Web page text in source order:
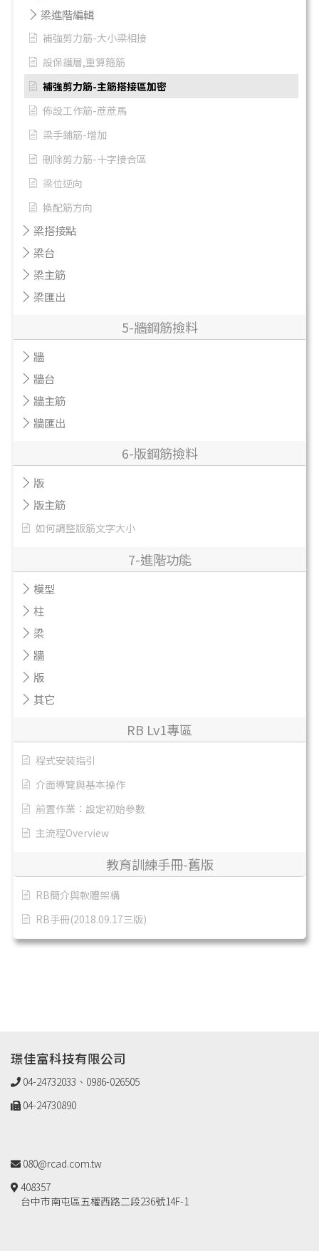
梁進階編輯
補強剪力筋-大小梁相接
設保護層,重算箍筋
補強剪力筋-主筋搭接區加密
佈設工作筋-蔗蔗馬
梁手鋪筋-增加
刪除剪力筋-十字接合區
梁位逆向
換配筋方向
梁搭接點
梁台
梁主筋
梁匯出
5-牆鋼筋撿料
牆
牆台
牆主筋
牆匯出
6-版鋼筋撿料
版
版主筋
如何調整版筋文字大小
7-進階功能
模型
柱
梁
牆
版
其它
RB Lv1專區
程式安裝指引
介面導覽與基本操作
前置作業：設定初始參數
主流程Overview
教育訓練手冊-舊版
RB簡介與軟體架構
RB手冊(2018.09.17三版)
璟佳富科技有限公司
04-24732033、0986-026505
04-24730890
080@rcad.com.tw
408357
台中市南屯區五權西路二段236號14F-1